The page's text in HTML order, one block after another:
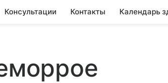
Консультации Контакты Календарь